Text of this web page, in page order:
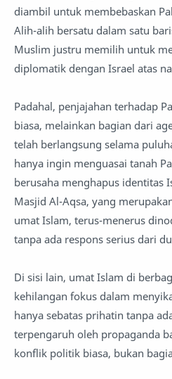
diambil untuk membebaskan
Alih-alih bersatu dalam satu
Muslim justru memilih untuk
diplomatik dengan Israel atas
Padahal, penjajahan terhadap
biasa, melainkan bagian dari
telah berlangsung selama
hanya ingin menguasai tanah
berusaha menghapus identitas
Masjid Al-Aqsa, yang
umat Islam, terus-menerus
tanpa ada respons serius dari
Di sisi lain, umat Islam di
kehilangan fokus dalam
hanya sebatas prihatin tanpa
terpengaruh oleh propaganda
konflik politik biasa, bukan